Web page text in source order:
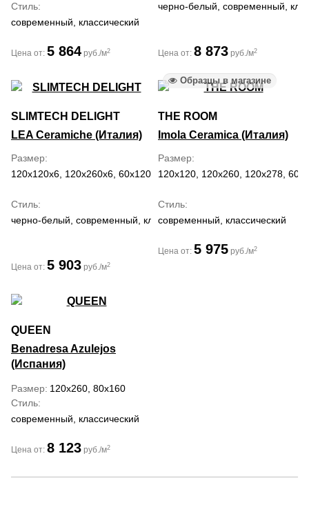
Стиль
современный, классический
Цена от: 5 864 руб./м2
черно-белый, современный,
Цена от: 8 873 руб./м2
SLIMTECH DELIGHT
LEA Ceramiche (Италия)
Размер
120x120x6, 120x260x6, 60x120x6
Стиль
черно-белый, современный, классический
Цена от: 5 903 руб./м2
Образцы в магазине
THE ROOM
Imola Ceramica (Италия)
Размер
120x120, 120x260, 120x278,
Стиль
современный, классический
Цена от: 5 975 руб./м2
QUEEN
Benadresa Azulejos
(Испания)
Размер 120x260, 80x160
Стиль
современный, классический
Цена от: 8 123 руб./м2